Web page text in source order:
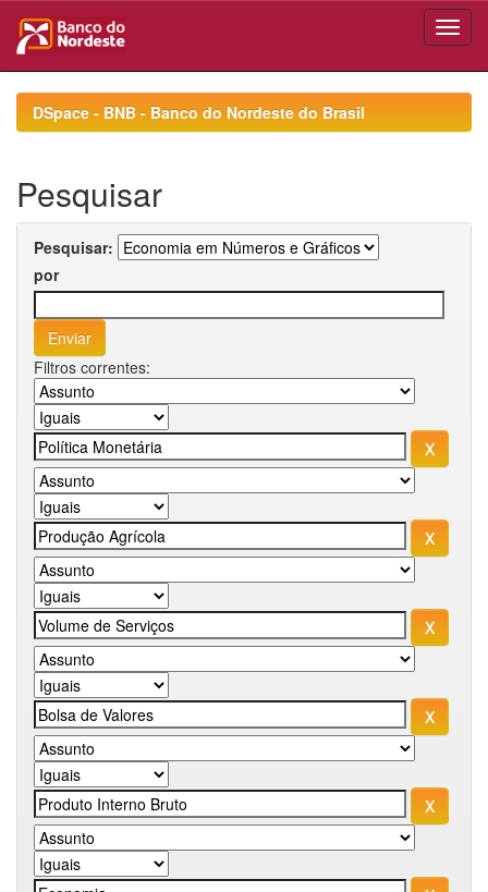
navigationDSpace - BNB - Banco do Nordeste do Brasil
Pesquisar
Pesquisar:
por
Filtros correntes: